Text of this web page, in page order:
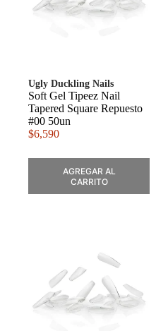
Ugly Duckling Nails
Soft Gel Tipeez Nail
Tapered Square Repuesto
#00 50un
$6,590
AGREGAR AL
CARRITO